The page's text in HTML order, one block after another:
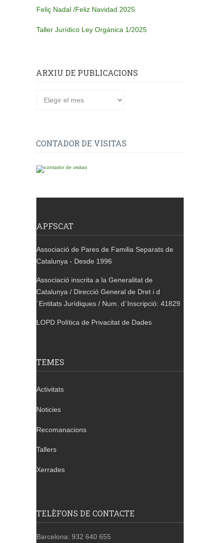
Feliç Nadal /Feliz Navidad 2025
Taller Jurídico Ley Orgánica 1/2025
ARXIU DE PUBLICACIONS
CONTADOR DE VISITAS
APFSCAT
Associació de Pares de Familia Separats de
Catalunya - Desde 1996
Associació inscrita a la Generalitat de
Catalunya / Direcció General de Dret i d
´Entitats Jurídiques / Num. d´Inscripció: 41829
LOPD Política de Privacitat de Dades
TEMES
Activitats
Noticies
Recomanacions
Tallers
Xerrades
TELÈFONS DE CONTACTE
Barcelona: 932 640 655